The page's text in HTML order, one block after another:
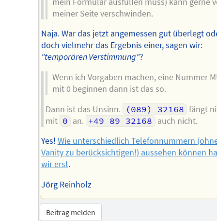
meiner Seite verschwinden.
Naja. War das jetzt angemessen gut überlegt
doch vielmehr das Ergebnis einer, sagen wir:
"temporären Verstimmung"?
Wenn ich Vorgaben machen, eine Nummer
mit 0 beginnen dann ist das so.
Dann ist das Unsinn.
(089) 32168 fängt
mit 0 an. +49 89 32168 auch nicht.
Yes! Wie unterschiedlich Telefonnummern
Vanity zu berücksichtigen!) aussehen können
wir erst.
Jörg Reinholz
Beitrag melden